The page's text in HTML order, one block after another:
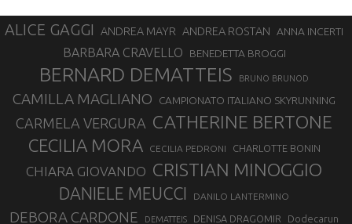
ALICE GAGGI ANDREA MAYR ANDREA ROSTAN ANNA INCERTI
BARBARA CRAVELLO BENEDETTA BROGGI
BERNARD DEMATTEIS BRUNO BRUNOD
CAMILLA MAGLIANO CAMPIONATO ITALIANO SKYRUNNING
CARMELA VERGURA CATHERINE BERTONE
CECILIA MORA CECILIA PEDRONI CHARLOTTE BONIN
CHIARA GIOVANDO CRISTIAN MINOGGIO
DANIELE MEUCCI DANILO LANTERMINO
DEBORA CARDONE DEMATTEIS DENISA DRAGOMIR Dodecarun